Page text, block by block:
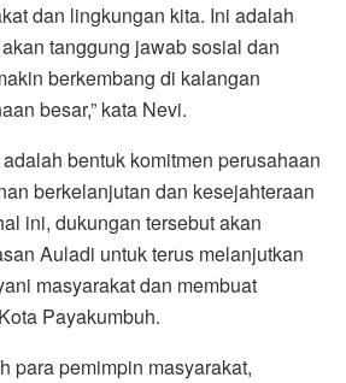
dan lingkungan kita. Ini adalah
tanggung jawab sosial dan
berkembang di kalangan
besar,” kata Nevi.
bentuk komitmen perusahaan
berkelanjutan dan kesejahteraan
ini, dukungan tersebut akan
Auladi untuk terus melanjutkan
masyarakat dan membuat
Payakumbuh.
para pemimpin masyarakat,